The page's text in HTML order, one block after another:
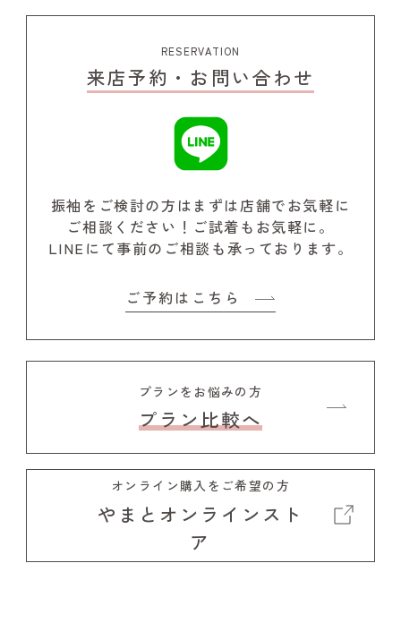
RESERVATION
来店予約・お問い合わせ
振袖をご検討の方はまずは店舗でお気軽に
ご相談ください！ ご試着もお気軽に。
LINEにて事前のご相談も承っております。
ご予約はこちら
プランをお悩みの方
プラン比較へ
オンライン購入をご希望の方
やまとオンラインスト
ア